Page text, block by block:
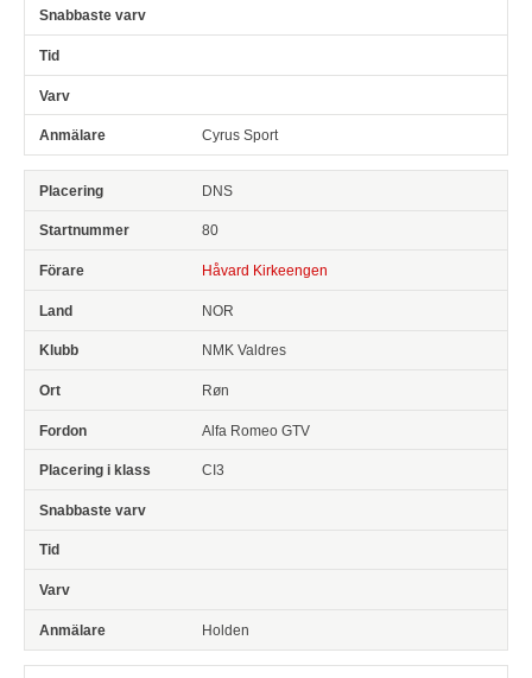
Cyrus Sport
DNS
80
Håvard Kirkeengen
NOR
NMK Valdres
Røn
Alfa Romeo GTV
CI3
Holden